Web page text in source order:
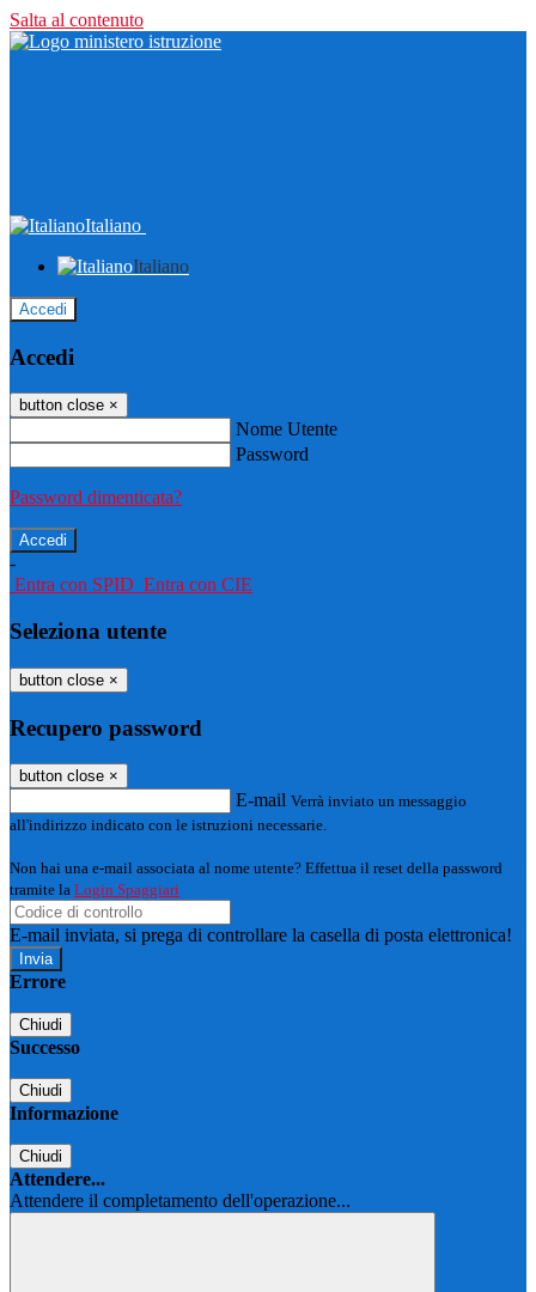
Salta al contenuto
Italiano
Italiano
Accedi
Accedi
button close ×
Nome Utente
Password
Password dimenticata?
-
Entra con SPID Entra con CIE
Seleziona utente
button close ×
Recupero password
button close ×
E-mail Verrà inviato un messaggio
all'indirizzo indicato con le istruzioni necessarie.
Non hai una e-mail associata al nome utente? Effettua il reset della password
tramite la Login Spaggiari
E-mail inviata, si prega di controllare la casella di posta elettronica!
Errore
Chiudi
Successo
Chiudi
Informazione
Chiudi
Attendere...
Attendere il completamento dell'operazione...